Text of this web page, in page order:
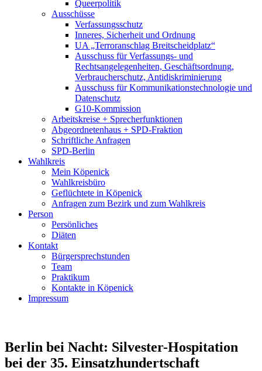
Queerpolitik
Ausschüsse
Verfassungsschutz
Inneres, Sicherheit und Ordnung
UA „Terroranschlag Breitscheidplatz“
Ausschuss für Verfassungs- und
Rechtsangelegenheiten, Geschäftsordnung,
Verbraucherschutz, Antidiskriminierung
Ausschuss für Kommunikationstechnologie und
Datenschutz
G10-Kommission
Arbeitskreise + Sprecherfunktionen
Abgeordnetenhaus + SPD-Fraktion
Schriftliche Anfragen
SPD-Berlin
Wahlkreis
Mein Köpenick
Wahlkreisbüro
Geflüchtete in Köpenick
Anfragen zum Bezirk und zum Wahlkreis
Person
Persönliches
Diäten
Kontakt
Bürgersprechstunden
Team
Praktikum
Kontakte in Köpenick
Impressum
Berlin bei Nacht: Silvester-Hospitation
bei der 35. Einsatzhundertschaft